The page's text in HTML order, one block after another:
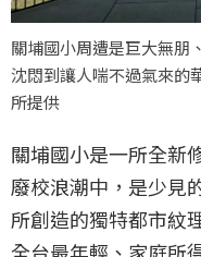
關埔國小周遭是巨大無朋
沈悶到讓人喘不過氣來的
所提供
關埔國小是一所全新
廢校浪潮中，是少見
所創造的獨特都市紋